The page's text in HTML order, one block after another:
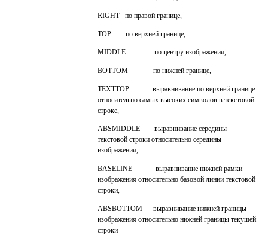
RIGHT по правой границе,
TOP по верхней границе,
MIDDLE по центру изображения,
BOTTOM по нижней границе,
TEXTTOP выравнивание по верхней границе
относительно самых высоких символов в текстовой
строке,
ABSMIDDLE выравнивание середины
текстовой строки относительно середины
изображения,
BASELINE выравнивание нижней рамки
изображения относительно базовой линии текстовой
строки,
ABSBOTTOM выравнивание нижней границы
изображения относительно нижней границы текущей
строки